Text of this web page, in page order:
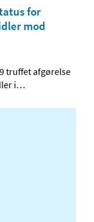
for
mod
truffet afgørelse
i…